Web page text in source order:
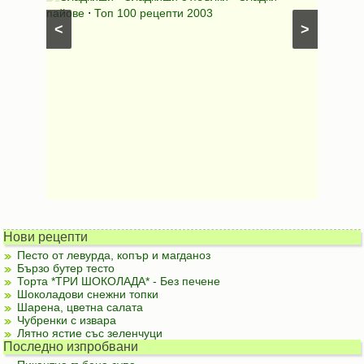
>
<
пайове ⋅ Топ 100 рецепти 2003
Нови рецепти
Песто от левурда, копър и магданоз
Бързо бутер тесто
Торта *ТРИ ШОКОЛАДА* - Без печене
Шоколадови снежни топки
Шарена, цветна салата
Чубренки с извара
Лятно ястие със зеленчуци
Последно изпробвани